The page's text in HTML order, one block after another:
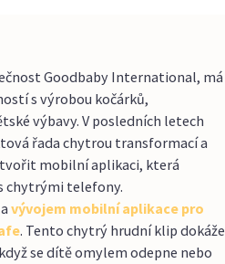
Goodbaby International, má
s výrobou kočárků,
výbavy. V posledních letech
řada chytrou transformací a
mobilní aplikaci, která
chytrými telefony.
vývojem mobilní aplikace pro
. Tento chytrý hrudní klip dokáže
se dítě omylem odepne nebo